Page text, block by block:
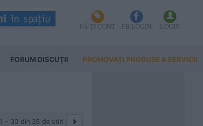
FĂ-ȚI CONT FB LOGIN LOGIN
FORUM DISCUŢII PROMOVAȚI PRODUSE & SERVICII
1 - 30 din 35 de stiri